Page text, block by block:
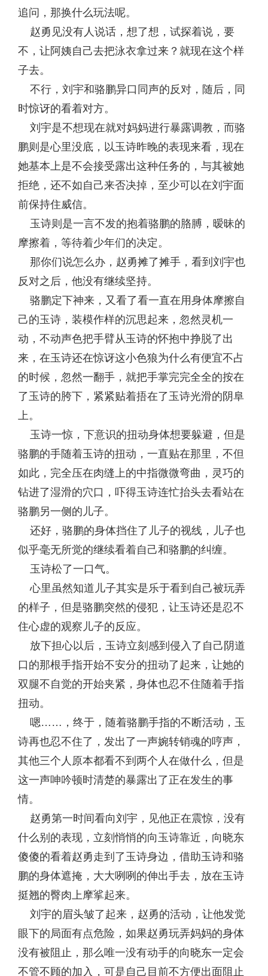
追问，那换什么玩法呢。
赵勇见没有人说话，想了想，试探着说，要
不，让阿姨自己去把泳衣拿过来？就现在这个样
子去。
不行，刘宇和骆鹏异口同声的反对，随后，同
时惊讶的看着对方。
刘宇是不想现在就对妈妈进行暴露调教，而骆
鹏则是心里没底，以玉诗昨晚的表现来看，现在
她基本上是不会接受露出这种任务的，与其被她
拒绝，还不如自己来否决掉，至少可以在刘宇面
前保持住威信。
玉诗则是一言不发的抱着骆鹏的胳膊，暧昧的
摩擦着，等待着少年们的决定。
那你们说怎么办，赵勇摊了摊手，看到刘宇也
反对之后，他没有继续坚持。
骆鹏定下神来，又看了看一直在用身体摩擦自
己的玉诗，装模作样的沉思起来，忽然灵机一
动，不动声色把手臂从玉诗的怀抱中挣脱了出
来，在玉诗还在惊讶这小色狼为什么有便宜不占
的时候，忽然一翻手，就把手掌完完全全的按在
了玉诗的胯下，紧紧贴着捂在了玉诗光滑的阴阜
上。
玉诗一惊，下意识的扭动身体想要躲避，但是
骆鹏的手随着玉诗的扭动，一直贴在那里，不但
如此，完全压在肉缝上的中指微微弯曲，灵巧的
钻进了湿滑的穴口，吓得玉诗连忙抬头去看站在
骆鹏另一侧的儿子。
还好，骆鹏的身体挡住了儿子的视线，儿子也
似乎毫无所觉的继续看着自己和骆鹏的纠缠。
玉诗松了一口气。
心里虽然知道儿子其实是乐于看到自己被玩弄
的样子，但是骆鹏突然的侵犯，让玉诗还是忍不
住心虚的观察儿子的反应。
放下担心以后，玉诗立刻感到侵入了自己阴道
口的那根手指开始不安分的扭动了起来，让她的
双腿不自觉的开始夹紧，身体也忍不住随着手指
扭动。
嗯……，终于，随着骆鹏手指的不断活动，玉
诗再也忍不住了，发出了一声婉转销魂的哼声，
其他三个人原本都看不到两个人在做什么，但是
这一声呻吟顿时清楚的暴露出了正在发生的事
情。
赵勇第一时间看向刘宇，见他正在震惊，没有
什么别的表现，立刻悄悄的向玉诗靠近，向晓东
傻傻的看着赵勇走到了玉诗身边，借助玉诗和骆
鹏的身体遮掩，大大咧咧的伸出手去，放在玉诗
挺翘的臀肉上摩挲起来。
刘宇的眉头皱了起来，赵勇的活动，让他发觉
眼下的局面有点危险，如果赵勇玩弄妈妈的身体
没有被阻止，那么唯一没有动手的向晓东一定会
不管不顾的加入，可是自己目前不方便出面阻止